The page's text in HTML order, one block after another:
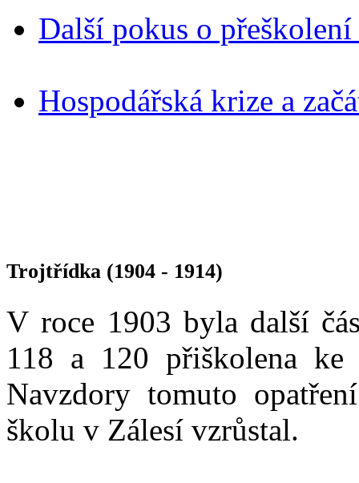
Další pokus o
Hospodářská krize a
Trojtřídka (1904 - 1914)
V roce 1903 byla další
118 a 120 přiškolena
Navzdory tomuto
školu v Zálesí vzrůstal.